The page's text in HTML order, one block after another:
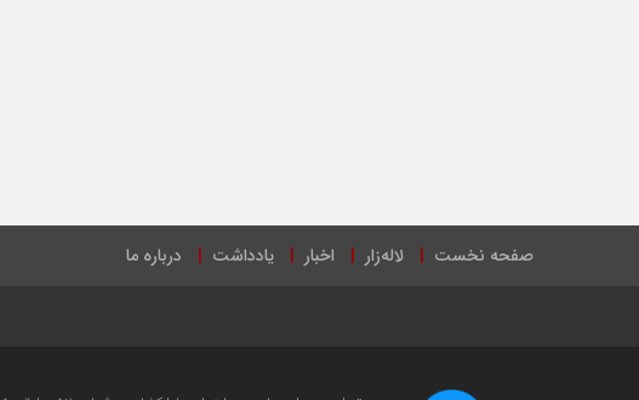
صفحه نخست لاله‌زار اخبار یادداشت درباره ما